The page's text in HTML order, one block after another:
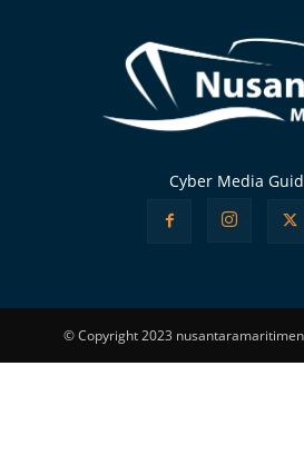
Cyber Media
© Copyright 2023